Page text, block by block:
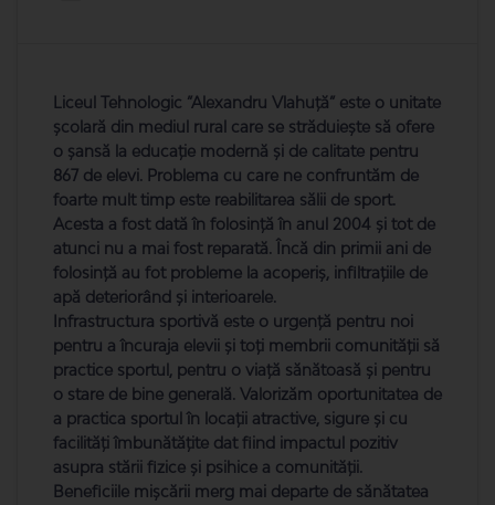
Liceul Tehnologic ”Alexandru Vlahuță” este o unitate
școlară din mediul rural care se străduiește să ofere
o șansă la educație modernă și de calitate pentru
867 de elevi. Problema cu care ne confruntăm de
foarte mult timp este reabilitarea sălii de sport.
Acesta a fost dată în folosință în anul 2004 și tot de
atunci nu a mai fost reparată. Încă din primii ani de
folosință au fot probleme la acoperiș, infiltrațiile de
apă deteriorând și interioarele.
Infrastructura sportivă este o urgență pentru noi
pentru a încuraja elevii și toți membrii comunității să
practice sportul, pentru o viață sănătoasă și pentru
o stare de bine generală. Valorizăm oportunitatea de
a practica sportul în locații atractive, sigure și cu
facilități îmbunătățite dat fiind impactul pozitiv
asupra stării fizice și psihice a comunității.
Beneficiile mișcării merg mai departe de sănătatea